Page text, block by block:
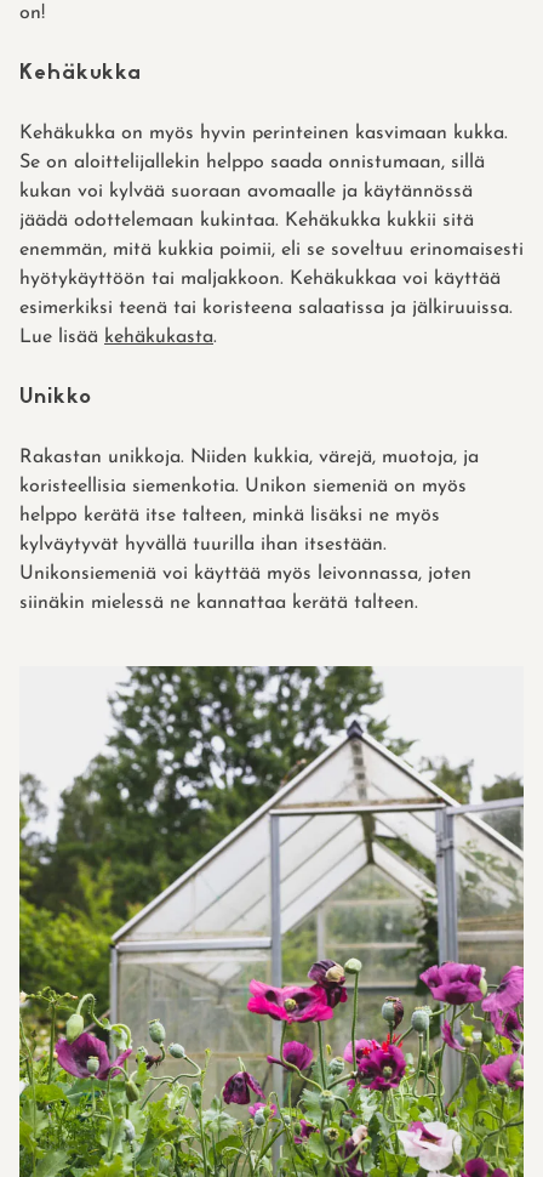
on!
Kehäkukka
Kehäkukka on myös hyvin perinteinen kasvimaan kukka.
Se on aloittelijallekin helppo saada onnistumaan, sillä
kukan voi kylvää suoraan avomaalle ja käytännössä
jäädä odottelemaan kukintaa. Kehäkukka kukkii sitä
enemmän, mitä kukkia poimii, eli se soveltuu erinomaisesti
hyötykäyttöön tai maljakkoon. Kehäkukkaa voi käyttää
esimerkiksi teenä tai koristeena salaatissa ja jälkiruuissa.
Lue lisää kehäkukasta.
Unikko
Rakastan unikkoja. Niiden kukkia, värejä, muotoja, ja
koristeellisia siemenkotia. Unikon siemeniä on myös
helppo kerätä itse talteen, minkä lisäksi ne myös
kylväytyvät hyvällä tuurilla ihan itsestään.
Unikonsiemeniä voi käyttää myös leivonnassa, joten
siinäkin mielessä ne kannattaa kerätä talteen.